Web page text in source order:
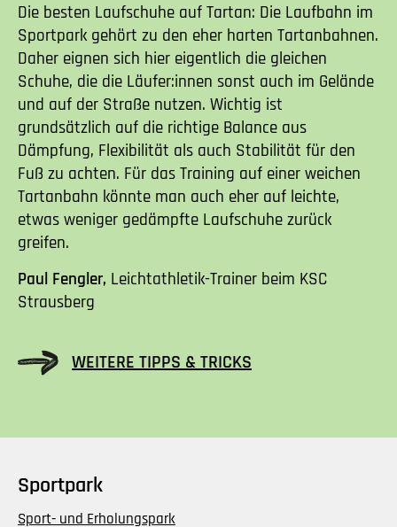
Die besten Laufschuhe auf Tartan: Die Laufbahn im
Sportpark gehört zu den eher harten Tartanbahnen.
Daher eignen sich hier eigentlich die gleichen
Schuhe, die die Läufer:innen sonst auch im Gelände
und auf der Straße nutzen. Wichtig ist
grundsätzlich auf die richtige Balance aus
Dämpfung, Flexibilität als auch Stabilität für den
Fuß zu achten. Für das Training auf einer weichen
Tartanbahn könnte man auch eher auf leichte,
etwas weniger gedämpfte Laufschuhe zurück
greifen.
Paul Fengler, Leichtathletik-Trainer beim KSC
Strausberg
WEITERE TIPPS & TRICKS
Sportpark
Sport- und Erholungspark